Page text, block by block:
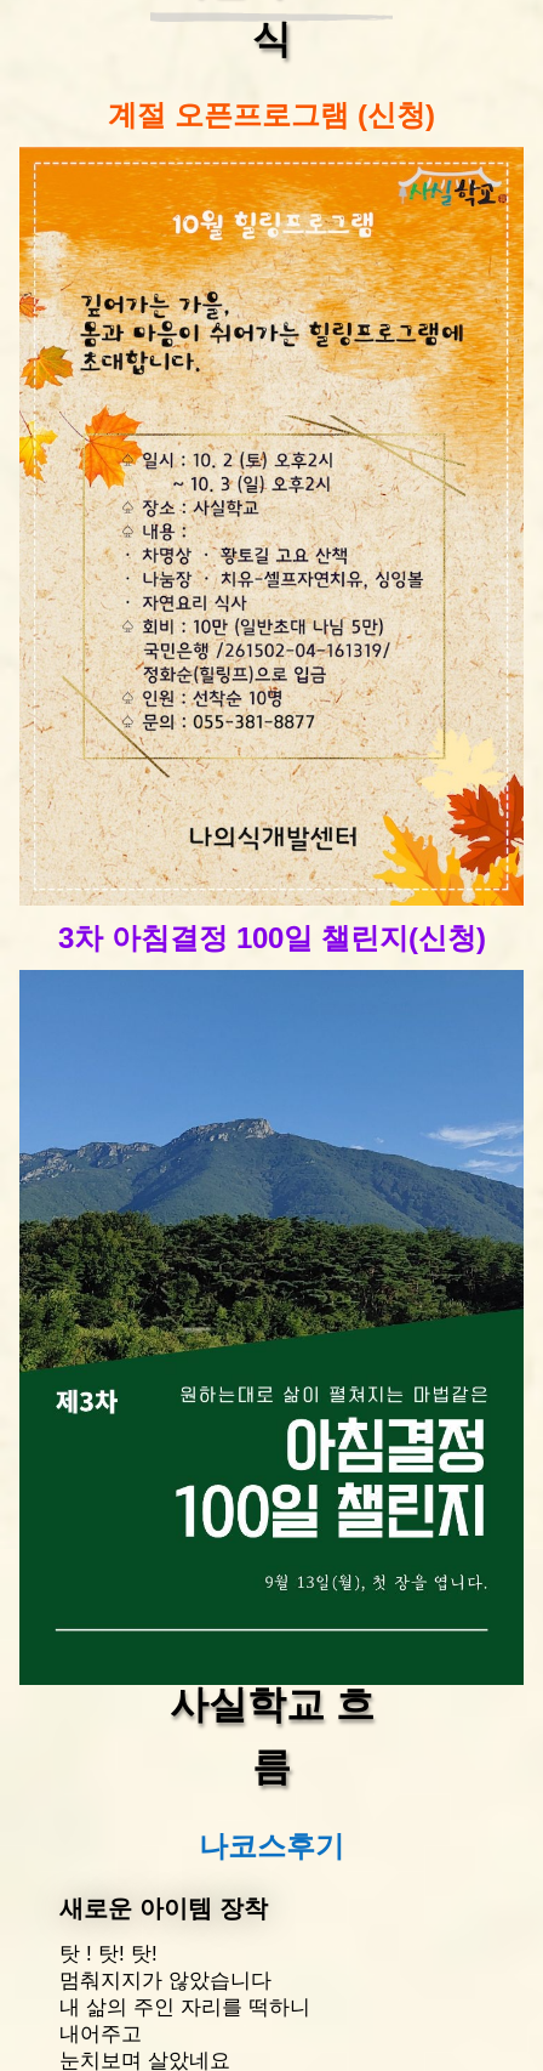
식
계절 오픈프로그램 (신청)
3차 아침결정 100일 챌린지(신청)
사실학교 흐
름
나코스후기
새로운 아이템 장착
탓 ! 탓! 탓!
멈춰지지가 않았습니다
내 삶의 주인 자리를 떡하니
내어주고
눈치보며 살았네요